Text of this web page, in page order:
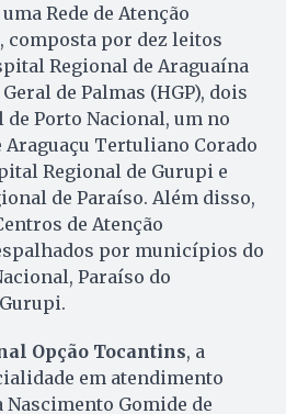
Rede de Atenção
composta por dez leitos
Regional de Araguaína
de Palmas (HGP), dois
Porto Nacional, um no
Tertuliano Corado
Regional de Gurupi e
de Paraíso. Além disso,
de Atenção
por municípios do
Paraíso do
Opção Tocantins, a
em atendimento
Gomide de